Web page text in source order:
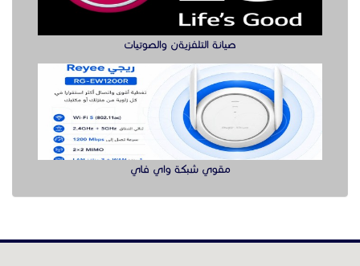
صيانة التلفزيةن والصوتيات
مقوي شبكة واي فاي